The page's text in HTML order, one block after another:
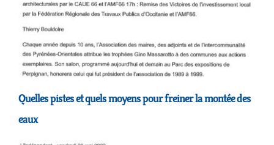
Quelles pistes et quels moyens pour freiner la montée des
eaux